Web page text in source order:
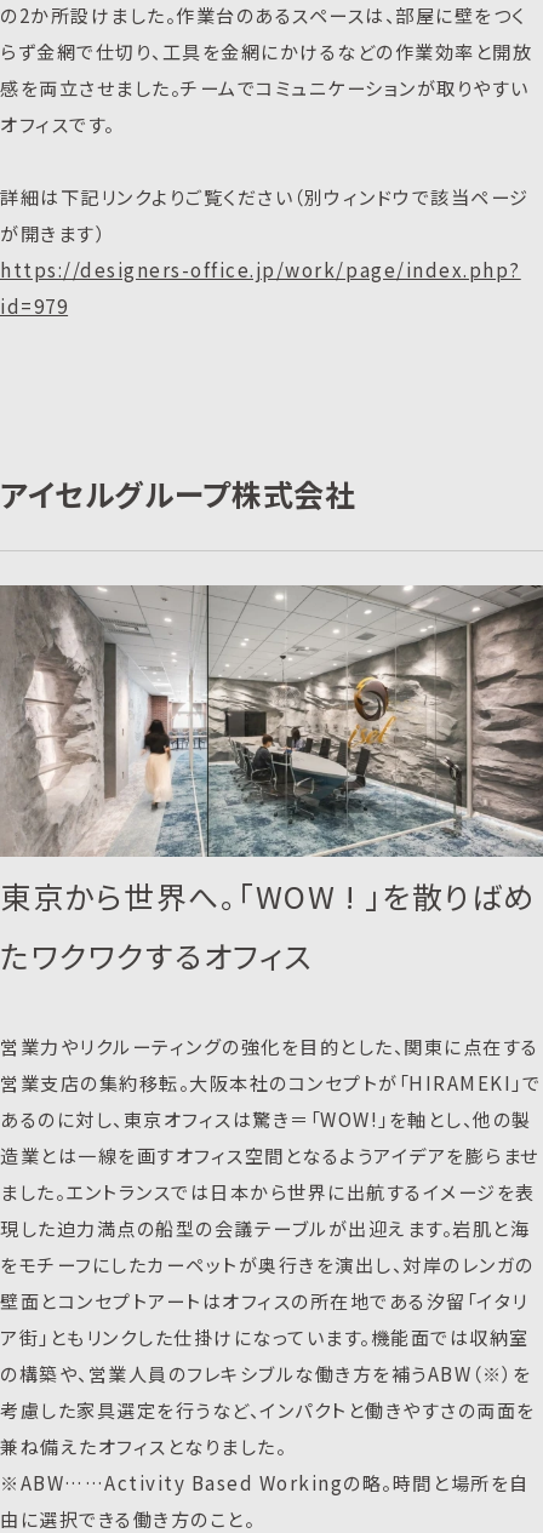
の2か所設けました。作業台のあるスペースは、部屋に壁をつく
らず金網で仕切り、工具を金網にかけるなどの作業効率と開放
感を両立させました。チームでコミュニケーションが取りやすい
オフィスです。
詳細は下記リンクよりご覧ください（別ウィンドウで該当ページ
が開きます）
https://designers-office.jp/work/page/index.php?
id=979
アイセルグループ株式会社
東京から世界へ。「WOW ! 」を散りばめ
たワクワクするオフィス
営業力やリクルーティングの強化を目的とした、関東に点在する
営業支店の集約移転。大阪本社のコンセプトが「HIRAMEKI」で
あるのに対し、東京オフィスは驚き＝「WOW!」を軸とし、他の製
造業とは一線を画すオフィス空間となるようアイデアを膨らませ
ました。エントランスでは日本から世界に出航するイメージを表
現した迫力満点の船型の会議テーブルが出迎えます。岩肌と海
をモチーフにしたカーペットが奥行きを演出し、対岸のレンガの
壁面とコンセプトアートはオフィスの所在地である汐留「イタリ
ア街」ともリンクした仕掛けになっています。機能面では収納室
の構築や、営業人員のフレキシブルな働き方を補うABW（※）を
考慮した家具選定を行うなど、インパクトと働きやすさの両面を
兼ね備えたオフィスとなりました。
※ABW……Activity Based Workingの略。時間と場所を自
由に選択できる働き方のこと。